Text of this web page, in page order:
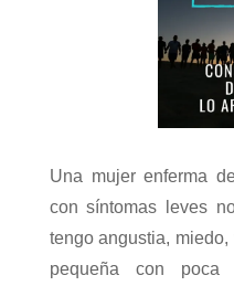
Una mujer enferma
con síntomas leves
tengo angustia,
pequeña con poca